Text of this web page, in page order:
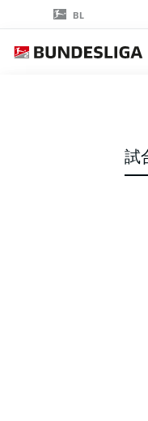
BL
試
スターテ
金,